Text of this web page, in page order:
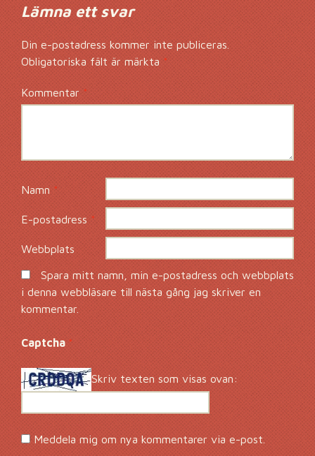
Lämna ett svar
Din e-postadress kommer inte publiceras.
Obligatoriska fält är märkta *
Kommentar*
Namn *
E-postadress *
Webbplats
Spara mitt namn, min e-postadress och webbplats
i denna webbläsare till nästa gång jag skriver en
kommentar.
Captcha*
Skriv texten som visas ovan:
Meddela mig om nya kommentarer via e-post.